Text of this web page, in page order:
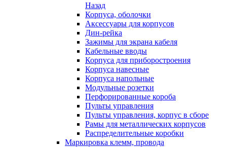
Назад
Корпуса, оболочки
Аксессуары для корпусов
Дин-рейка
Зажимы для экрана кабеля
Кабельные вводы
Корпуса для приборостроения
Корпуса навесные
Корпуса напольные
Модульные розетки
Перфорированные короба
Пульты управления
Пульты управления, корпус в сборе
Рамы для металлических корпусов
Распределительные коробки
Маркировка клемм, провода